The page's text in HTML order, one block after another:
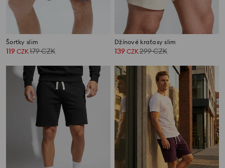
Šortky slim
119 CZK179CZK
Džínové kraťasy slim
139 CZK299CZK